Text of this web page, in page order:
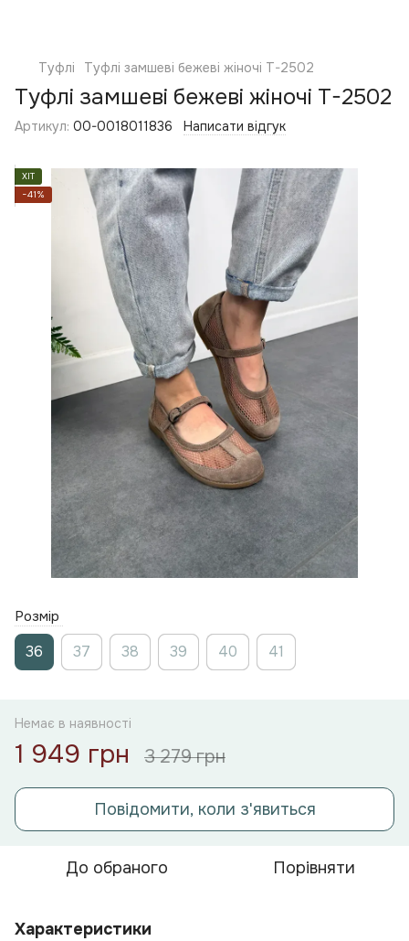
Туфлі Туфлі замшеві бежеві жіночі T-2502
Туфлі замшеві бежеві жіночі T-2502
Артикул: 00-0018011836 Написати відгук
ХІТ
−41%
Розмір
36 37 38 39 40 41
Немає в наявності
1 949 грн 3 279 грн
Повідомити, коли з'явиться
До обраного Порівняти
Характеристики